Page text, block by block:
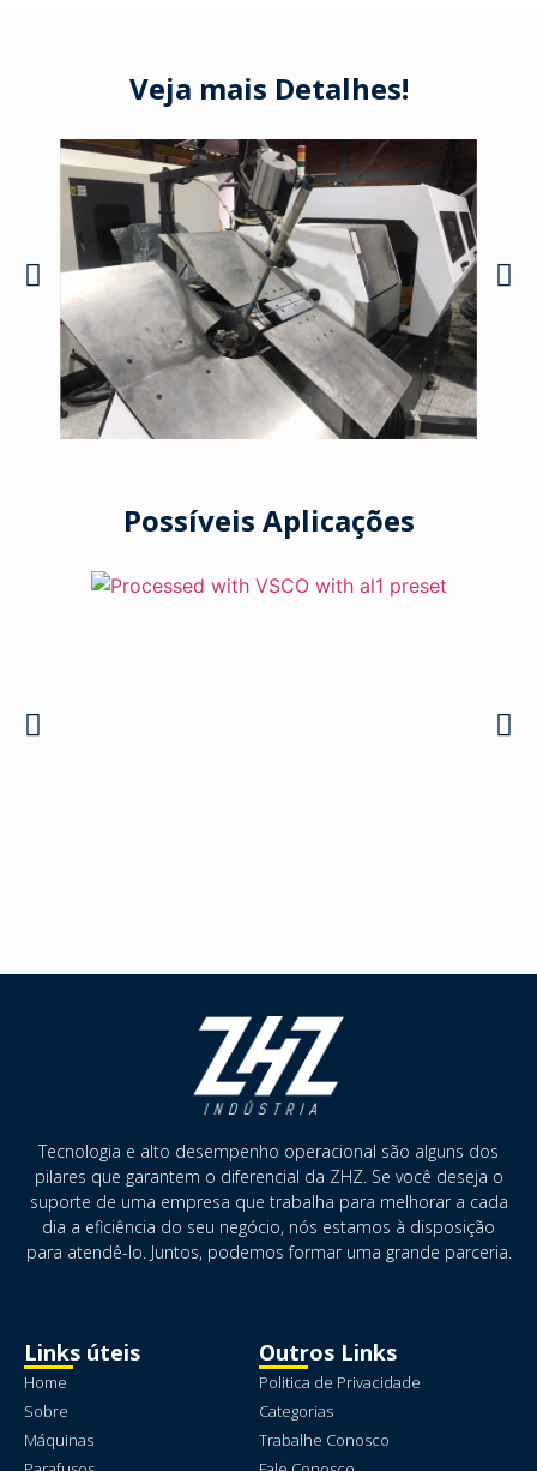
Veja mais Detalhes!
Possíveis Aplicações
Tecnologia e alto desempenho operacional são alguns dos
pilares que garantem o diferencial da ZHZ. Se você deseja o
suporte de uma empresa que trabalha para melhorar a cada
dia a eficiência do seu negócio, nós estamos à disposição
para atendê-lo. Juntos, podemos formar uma grande parceria.
Links úteis
Home
Sobre
Máquinas
Outros Links
Politica de Privacidade
Categorias
Trabalhe Conosco